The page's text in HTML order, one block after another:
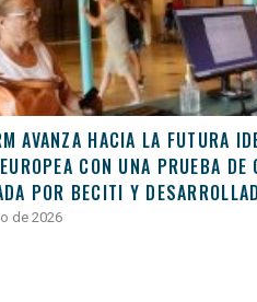
AVANZA HACIA LA FUTURA
CON UNA PRUEBA DE
POR BECITI Y
de 2026